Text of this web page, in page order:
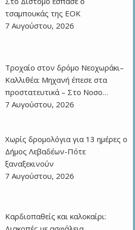
τσαμπουκάς της ΕΟΚ
7 Αυγούστου, 2026
Τροχαίο στον δρόμο Νεοχωράκι–
Καλλιθέα: Μηχανή έπεσε στα
προστατευτικά – Στο Νοσο…
7 Αυγούστου, 2026
Χωρίς δρομολόγια για 13 ημέρες ο
Δήμος Λεβαδέων-Πότε
ξαναξεκινούν
7 Αυγούστου, 2026
Καρδιοπαθείς και καλοκαίρι: